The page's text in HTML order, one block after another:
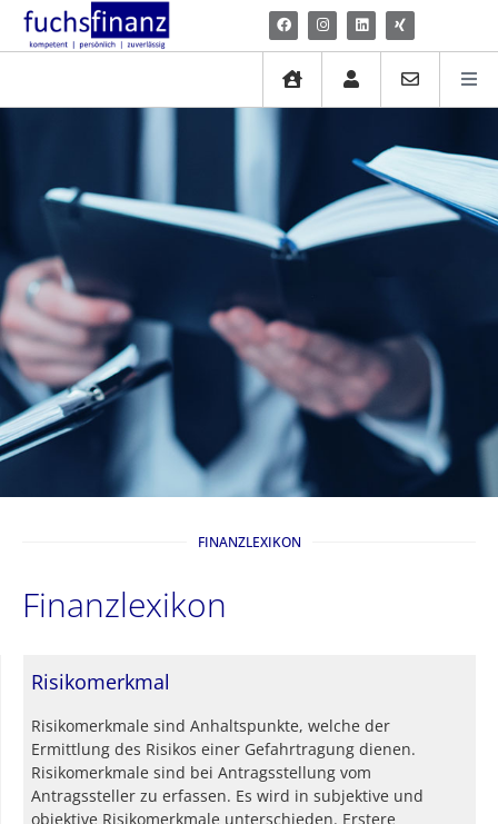
FINANZLEXIKON
Finanzlexikon
Risikomerkmal
Risikomerkmale sind Anhaltspunkte, welche der
Ermittlung des Risikos einer Gefahrtragung dienen.
Risikomerkmale sind bei Antragsstellung vom
Antragssteller zu erfassen. Es wird in subjektive und
objektive Risikomerkmale unterschieden. Erstere